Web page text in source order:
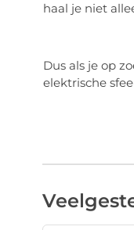
haal je niet
Dus als je op
elektrische